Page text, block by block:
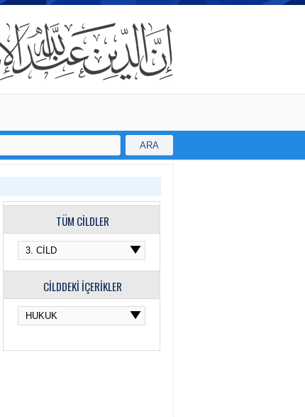
ARA
TÜM CİLDLER
CİLDDEKİ İÇERİKLER